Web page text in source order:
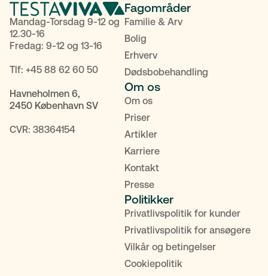
Mandag-Torsdag 9-12 og
12.30-16
Fredag: 9-12 og 13-16
Tlf: +45 88 62 60 50
Havneholmen 6,
2450 København SV
CVR: 38364154
Fagområder
Familie & Arv
Bolig
Erhverv
Dødsbobehandling
Om os
Om os
Priser
Artikler
Karriere
Kontakt
Presse
Politikker
Privatlivspolitik for kunder
Privatlivspolitik for ansøgere
Vilkår og betingelser
Cookiepolitik
POPULÆRE SØGNINGER
Fremtidsfuldmagt Bolighandel
MitID Kontakt